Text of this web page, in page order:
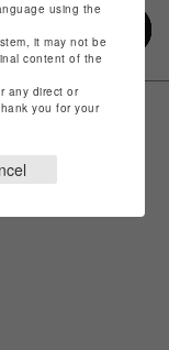
using the
it may not be
content of the
any direct or
you for your